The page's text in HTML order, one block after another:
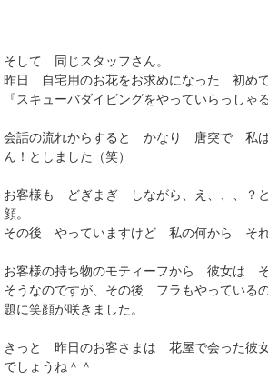
そして 同じスタッフさん。
昨日 自宅用のお花をお求めになった 初め
『スキューバダイビングをやっていらっしゃ
会話の流れからすると かなり 唐突で 私
ん！としました（笑）
お客様も どぎまぎ しながら、え、、、？
顔。
その後 やっていますけど 私の何から それ
お客様の持ち物のモティーフから 彼女は
そうなのですが、その後 フラもやってい
題に笑顔が咲きました。
きっと 昨日のお客さまは 花屋で会った彼
でしょうね＾＾